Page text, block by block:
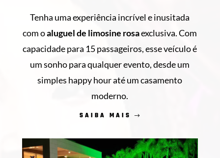
Tenha uma experiência incrível e inusitada
com oaluguel de limosine rosaexclusiva. Com
capacidade para 15 passageiros, esse veículo é
um sonho para qualquer evento, desde um
simples happy hour até um casamento
moderno.
SAIBA MAIS